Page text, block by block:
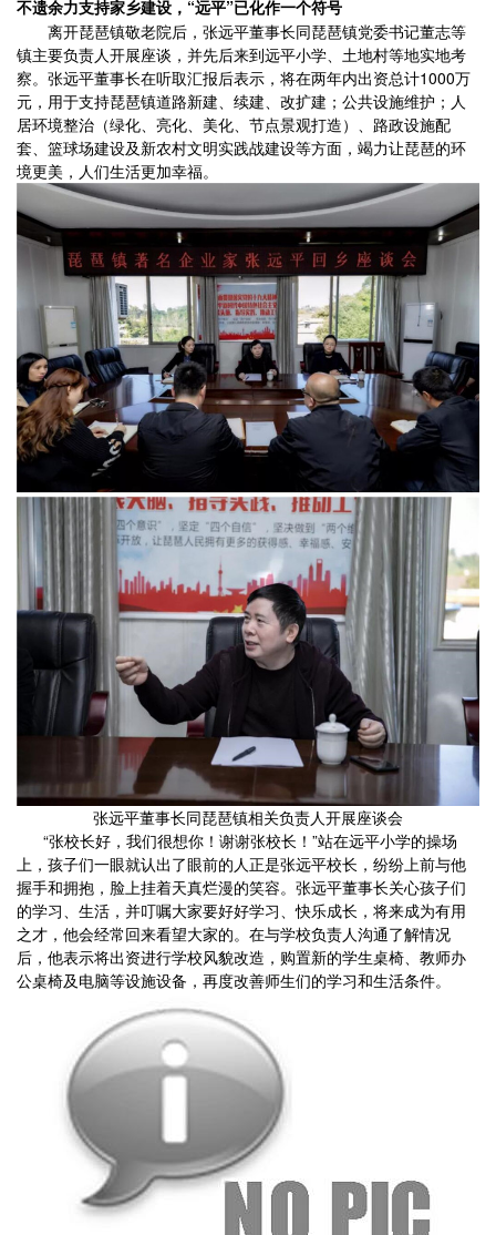
不遗余力支持家乡建设，“远平”已化作一个符号
离开琵琶镇敬老院后，张远平董事长同琵琶镇党委书记董志等
镇主要负责人开展座谈，并先后来到远平小学、土地村等地实地考
察。张远平董事长在听取汇报后表示，将在两年内出资总计1000万
元，用于支持琵琶镇道路新建、续建、改扩建；公共设施维护；人
居环境整治（绿化、亮化、美化、节点景观打造）、路政设施配
套、篮球场建设及新农村文明实践战建设等方面，竭力让琵琶的环
境更美，人们生活更加幸福。
张远平董事长同琵琶镇相关负责人开展座谈会
“张校长好，我们很想你！谢谢张校长！”站在远平小学的操场
上，孩子们一眼就认出了眼前的人正是张远平校长，纷纷上前与他
握手和拥抱，脸上挂着天真烂漫的笑容。张远平董事长关心孩子们
的学习、生活，并叮嘱大家要好好学习、快乐成长，将来成为有用
之才，他会经常回来看望大家的。在与学校负责人沟通了解情况
后，他表示将出资进行学校风貌改造，购置新的学生桌椅、教师办
公桌椅及电脑等设施设备，再度改善师生们的学习和生活条件。